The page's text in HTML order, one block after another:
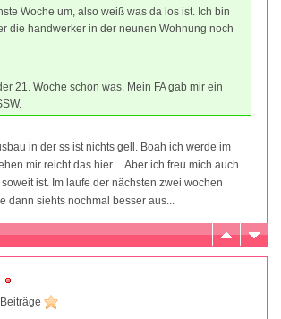
Woche um, also weiß was da los ist. Ich bin
die handwerker in der neunen Wohnung noch
21. Woche schon was. Mein FA gab mir ein
in der ss ist nichts gell. Boah ich werde im
mir reicht das hier.... Aber ich freu mich auch
ist. Im laufe der nächsten zwei wochen
dann siehts nochmal besser aus...